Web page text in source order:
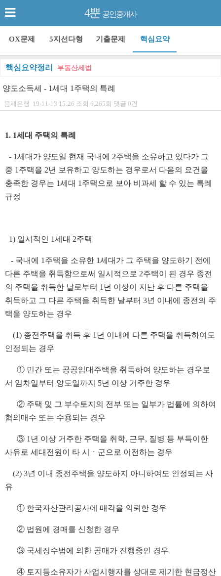
4뿐 공인중개사
OX문제 5지선다형 기출문제 핵심요약
핵심요약정리 부동산세법
양도소득세 - 1세대 1주택의 특례
문제은행 19-11-13 15:26 조회 6,265회 댓글 0건
1. 1세대 주택의 특례
- 1세대가 양도일 현재 국내에 2주택을 소유하고 있다가 그
중 1주택을 2년 보유하고 양도하는 경우로서 다음의 요건을
충족한 경우는 1세대 1주택으로 보아 비과세 할 수 있는 특례
규정
1) 일시적인 1세대 2주택
- 국내에 1주택을 소유한 1세대가 그 주택을 양도하기 전에
다른 주택을 취득함으로써 일시적으로 2주택이 된 경우 종전
의 주택을 취득한 날로부터 1년 이상이 지난 후 다른 주택을
취득하고 그 다른 주택을 취득한 날부터 3년 이내에 종전의 주
택을 양도하는 경우
(1) 종전주택을 취득 후 1년 이내에 다른 주택을 취득하여도
인정되는 경우
① 민간 또는 공공임대주택을 취득하여 양도하는 경우로
서 임차일부터 양도일까지 5년 이상 거주한 경우
② 주택 및 그 부수토지의 전부 또는 일부가 법률에 의하여
협의매수 또는 수용되는 경우
③ 1년 이상 거주한 주택을 취학, 근무, 질병 등 부득이한
사유로 세대전원이 타 시ㆍ군으로 이전하는 경우
(2) 3년 이내 종전주택을 양도하지 아니하여도 인정되는 사
유
① 한국자산관리공사에 매각을 의뢰한 경우
② 법원에 경매를 신청한 경우
③ 국세징수법에 의한 공매가 진행중인 경우
④ 토지등소유자가 사업시행자를 상대로 제기한 현금정산